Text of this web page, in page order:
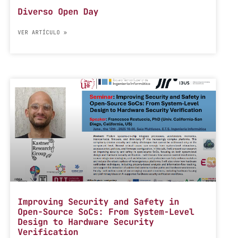
Diverso Open Day
VER ARTÍCULO »
Improving Security and Safety in
Open-Source SoCs: From System-Level
Design to Hardware Security
Verification